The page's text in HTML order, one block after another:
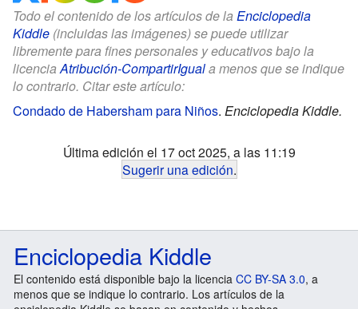
Todo el contenido de los artículos de la Enciclopedia
Kiddle (incluidas las imágenes) se puede utilizar
libremente para fines personales y educativos bajo la
licenciaAtribución-CompartirIguala menos que se indique
lo contrario. Citar este artículo:
Condado de Habersham para Niños. Enciclopedia Kiddle.
Última edición el 17 oct 2025, a las 11:19
Sugerir una edición.
Enciclopedia Kiddle
El contenido está disponible bajo la licencia CC BY-SA 3.0, a
menos que se indique lo contrario. Los artículos de la